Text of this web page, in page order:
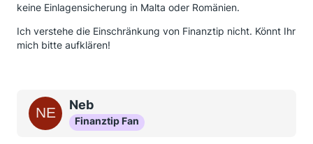
keine Einlagensicherung in Malta oder Romänien.
Ich verstehe die Einschränkung von Finanztip nicht. Könnt Ihr
mich bitte aufklären!
Neb
Finanztip Fan